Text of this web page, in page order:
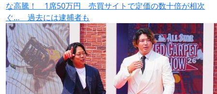
な高騰！ 1席50万円 売買サイトで定価の数十倍が相次
ぐ… 過去には逮捕者も